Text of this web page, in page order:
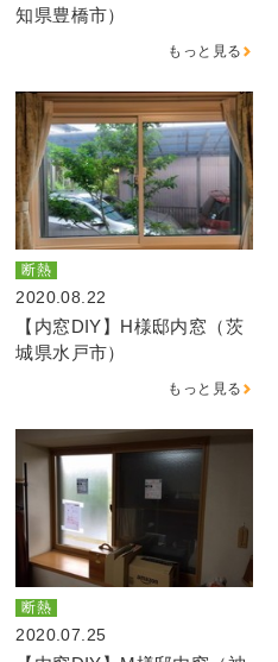
知県豊橋市）
もっと見る
断熱
2020.08.22
【内窓DIY】H様邸内窓（茨
城県水戸市）
もっと見る
断熱
2020.07.25